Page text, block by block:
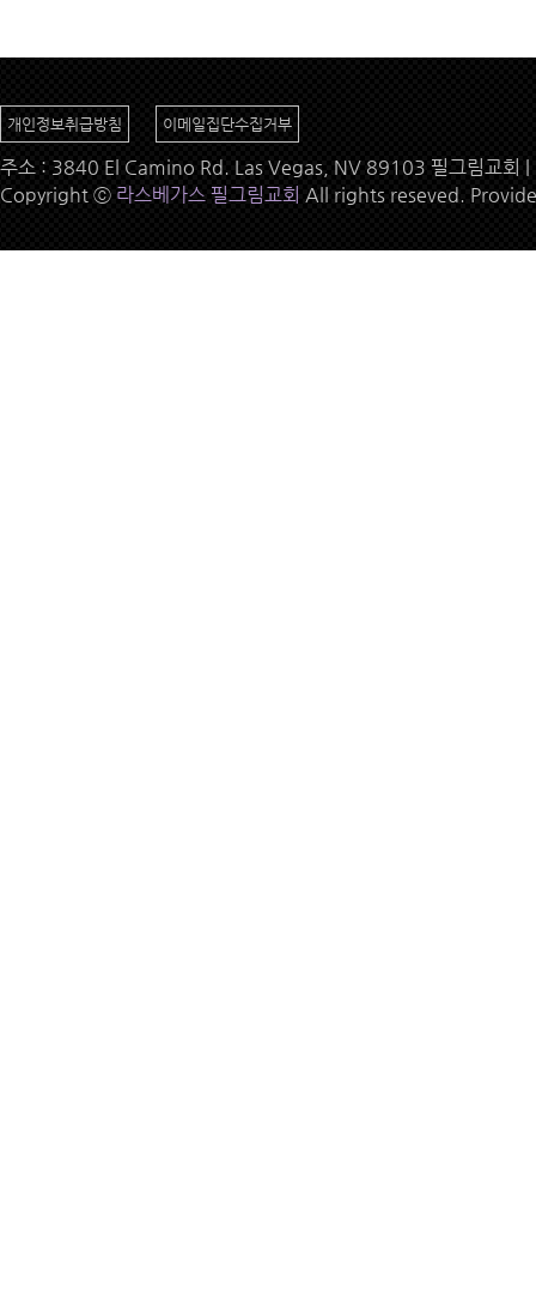
개인정보취급방침 이메일집단수집거부
주소 : 3840 El Camino Rd. Las Vegas, NV 89103 필그림교
Copyright ⓒ 라스베가스 필그림교회 All rights reseved.